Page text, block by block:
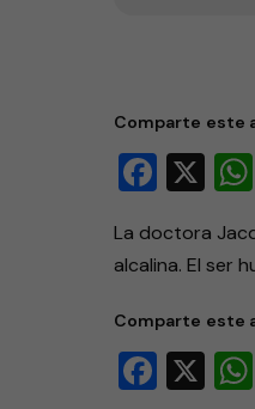
Comparte este
X
La doctora
alcalina. El ser
Comparte este
X